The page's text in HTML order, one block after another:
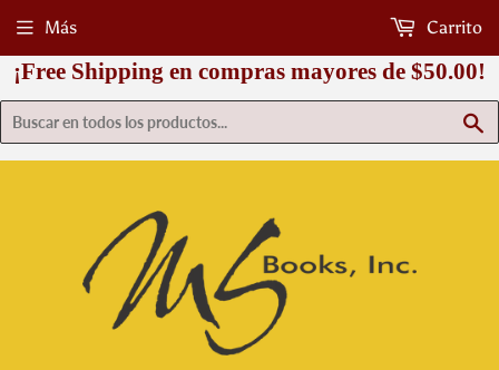
¡Free Shipping en compras mayores de $50.00!
Más Carrito